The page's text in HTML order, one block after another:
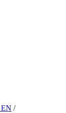
EN /